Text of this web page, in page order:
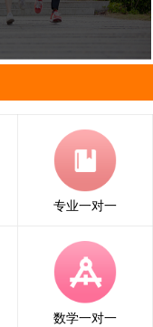
专业一对一
数学一对一